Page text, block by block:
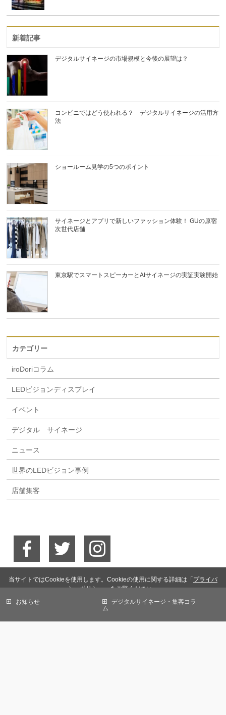
当サイトではCookieを使用します。Cookieの使用に関する詳細は「プライバ
シーポリシー」をご覧ください。
OK
新着記事
デジタルサイネージの市場規模と今後の展望は？
コンビニではどう使われる？ デジタルサイネージの活用方
法
ショールーム見学の5つのポイント
サイネージとアプリで新しいファッション体験！ GUの原宿
次世代店舗
東京駅でスマートスピーカーとAIサイネージの実証実験開始
カテゴリー
iroDoriコラム
LEDビジョンディスプレイ
イベント
デジタル サイネージ
ニュース
世界のLEDビジョン事例
店舗集客
お知らせ
デジタルサイネージ・集客コラ
ム